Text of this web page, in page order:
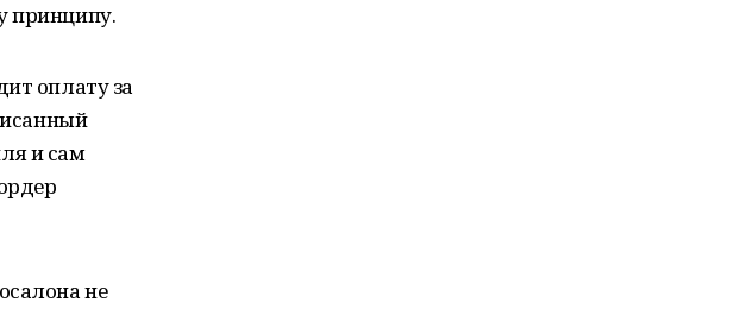
принципу.
оплату за
и сам
не